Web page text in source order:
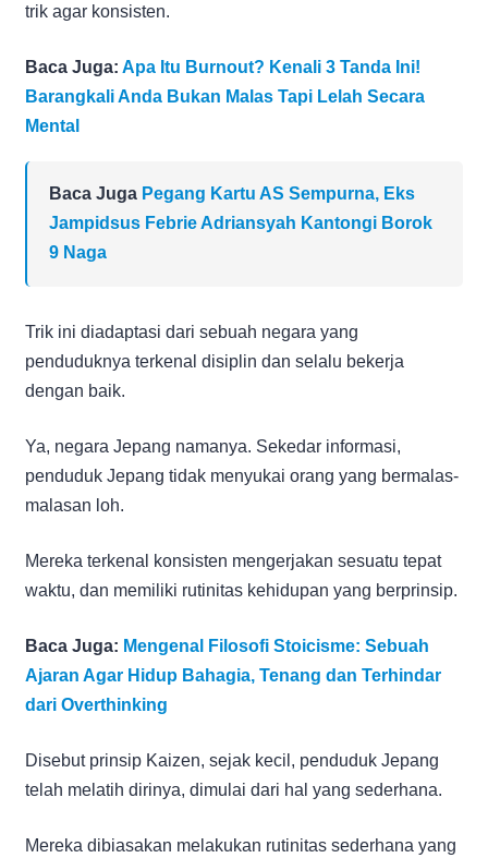
trik agar konsisten.
Baca Juga: Apa Itu Burnout? Kenali 3 Tanda Ini!
Barangkali Anda Bukan Malas Tapi Lelah Secara
Mental
Baca Juga Pegang Kartu AS Sempurna, Eks
Jampidsus Febrie Adriansyah Kantongi Borok
9 Naga
Trik ini diadaptasi dari sebuah negara yang
penduduknya terkenal disiplin dan selalu bekerja
dengan baik.
Ya, negara Jepang namanya. Sekedar informasi,
penduduk Jepang tidak menyukai orang yang bermalas-
malasan loh.
Mereka terkenal konsisten mengerjakan sesuatu tepat
waktu, dan memiliki rutinitas kehidupan yang berprinsip.
Baca Juga: Mengenal Filosofi Stoicisme: Sebuah
Ajaran Agar Hidup Bahagia, Tenang dan Terhindar
dari Overthinking
Disebut prinsip Kaizen, sejak kecil, penduduk Jepang
telah melatih dirinya, dimulai dari hal yang sederhana.
Mereka dibiasakan melakukan rutinitas sederhana yang